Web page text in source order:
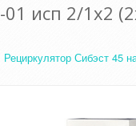
исп 2/1х2
Рециркулятор Сибэст 45